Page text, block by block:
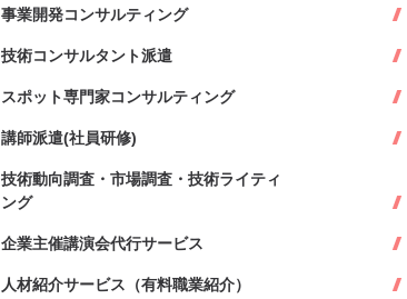
事業開発コンサルティング
技術コンサルタント派遣
スポット専門家コンサルティング
講師派遣(社員研修)
技術動向調査・市場調査・技術ライティ
ング
企業主催講演会代行サービス
人材紹介サービス（有料職業紹介）